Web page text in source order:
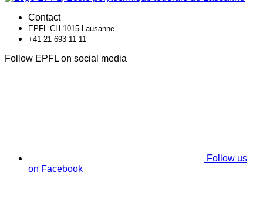
Contact
EPFL CH-1015 Lausanne
+41 21 693 11 11
Follow EPFL on social media
Follow us
on Facebook